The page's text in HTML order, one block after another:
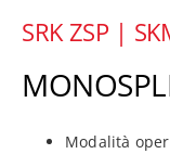
SRK ZSP |
Modalità